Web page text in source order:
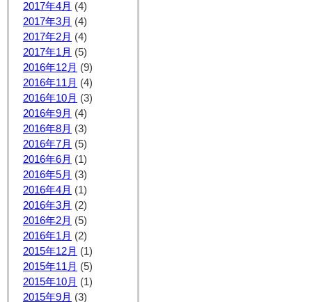
2017年4月 (4)
2017年3月 (4)
2017年2月 (4)
2017年1月 (5)
2016年12月 (9)
2016年11月 (4)
2016年10月 (3)
2016年9月 (4)
2016年8月 (3)
2016年7月 (5)
2016年6月 (1)
2016年5月 (3)
2016年4月 (1)
2016年3月 (2)
2016年2月 (5)
2016年1月 (2)
2015年12月 (1)
2015年11月 (5)
2015年10月 (1)
2015年9月 (3)